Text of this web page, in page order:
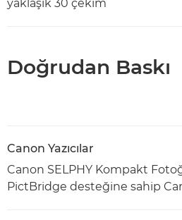
yaklaşık 30 çekim
Doğrudan Baskı
Canon Yazıcılar
Canon SELPHY Kompakt
PictBridge desteğine sahip